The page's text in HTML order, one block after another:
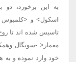
اسکول> و <کلمبوس
تاسیس شده اند تا
معمار< -سویگال
خود وارد نموده و به